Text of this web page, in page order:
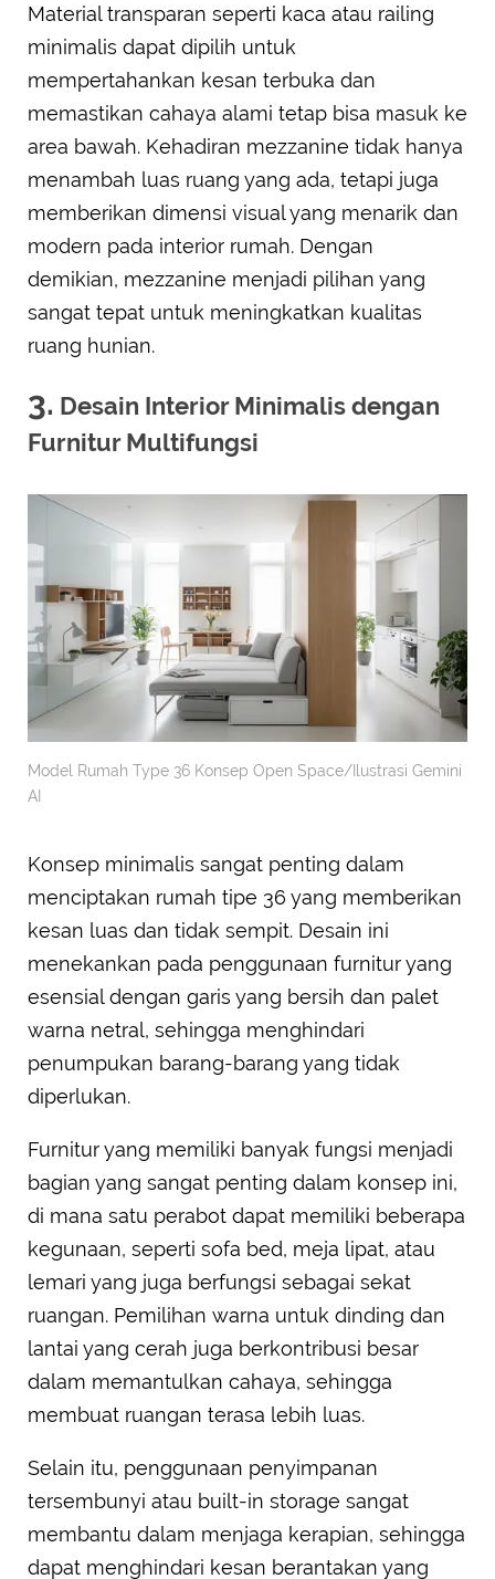
Material transparan seperti kaca atau railing
minimalis dapat dipilih untuk
mempertahankan kesan terbuka dan
memastikan cahaya alami tetap bisa masuk ke
area bawah. Kehadiran mezzanine tidak hanya
menambah luas ruang yang ada, tetapi juga
memberikan dimensi visual yang menarik dan
modern pada interior rumah. Dengan
demikian, mezzanine menjadi pilihan yang
sangat tepat untuk meningkatkan kualitas
ruang hunian.
3. Desain Interior Minimalis dengan
Furnitur Multifungsi
Model Rumah Type 36 Konsep Open Space/Ilustrasi Gemini
AI
Konsep minimalis sangat penting dalam
menciptakan rumah tipe 36 yang memberikan
kesan luas dan tidak sempit. Desain ini
menekankan pada penggunaan furnitur yang
esensial dengan garis yang bersih dan palet
warna netral, sehingga menghindari
penumpukan barang-barang yang tidak
diperlukan.
Furnitur yang memiliki banyak fungsi menjadi
bagian yang sangat penting dalam konsep ini,
di mana satu perabot dapat memiliki beberapa
kegunaan, seperti sofa bed, meja lipat, atau
lemari yang juga berfungsi sebagai sekat
ruangan. Pemilihan warna untuk dinding dan
lantai yang cerah juga berkontribusi besar
dalam memantulkan cahaya, sehingga
membuat ruangan terasa lebih luas.
Selain itu, penggunaan penyimpanan
tersembunyi atau built-in storage sangat
membantu dalam menjaga kerapian, sehingga
dapat menghindari kesan berantakan yang